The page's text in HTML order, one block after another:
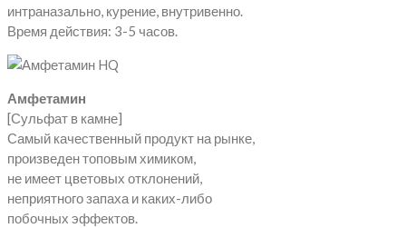
интраназально, курение, внутривенно.
Время действия: 3-5 часов.
Амфетамин
[Сульфат в камне]
Самый качественный продукт на рынке,
произведен топовым химиком,
не имеет цветовых отклонений,
неприятного запаха и каких-либо
побочных эффектов.